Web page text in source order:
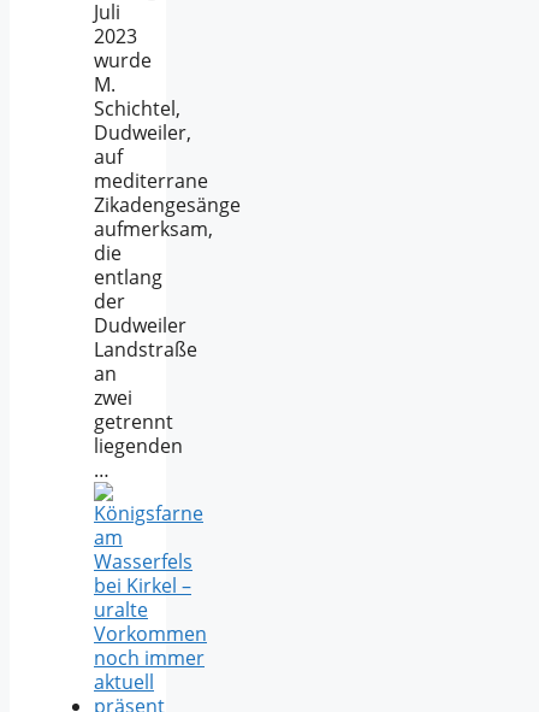
Juli
2023
wurde
M.
Schichtel,
Dudweiler,
auf
mediterrane
Zikadengesänge
aufmerksam,
die
entlang
der
Dudweiler
Landstraße
an
zwei
getrennt
liegenden
…